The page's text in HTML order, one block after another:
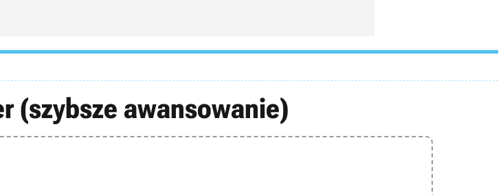
(szybsze awansowanie)